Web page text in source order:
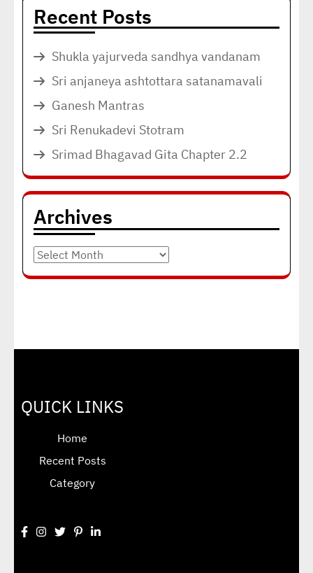
Recent Posts
Shukla yajurveda sandhya vandanam
Sri anjaneya ashtottara satanamavali
Ganesh Mantras
Sri Renukadevi Stotram
Srimad Bhagavad Gita Chapter 2.2
Archives
Archives
QUICK LINKS
Home
Recent Posts
Category